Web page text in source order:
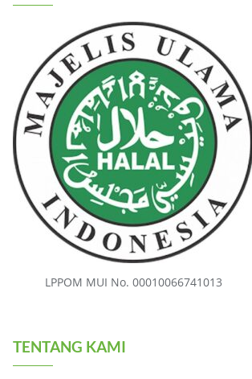
LPPOM MUI No. 00010066741013
TENTANG KAMI